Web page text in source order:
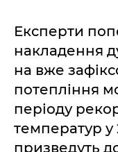
Експерти
накладення
на вже
потепління
періоду
температур у
призведуть